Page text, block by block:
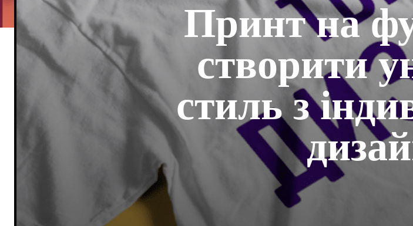
Принт на
створити
стиль з